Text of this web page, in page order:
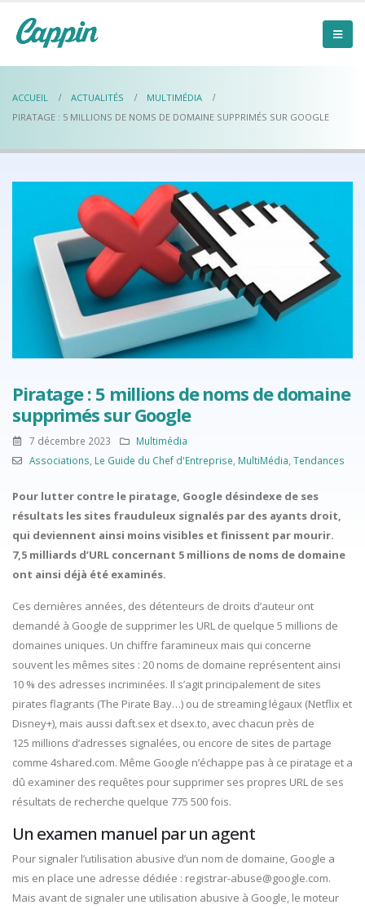
ACCUEIL ACTUALITÉS
MULTIMÉDIA
PIRATAGE : 5 MILLIONS DE NOMS DE DOMAINE SUPPRIMÉS SUR GOOGLE
Piratage : 5 millions de noms de domaine
supprimés sur Google
7 décembre 2023
Multimédia
Associations Le Guide du Chef d'Entreprise MultiMédia Tendances
Pour lutter contre le piratage, Google désindexe de ses
résultats les sites frauduleux signalés par des ayants droit,
qui deviennent ainsi moins visibles et finissent par mourir.
7,5 milliards d’URL concernant 5 millions de noms de domaine
ont ainsi déjà été examinés.
Ces dernières années, des détenteurs de droits d’auteur ont
demandé à Google de supprimer les URL de quelque 5 millions de
domaines uniques. Un chiffre faramineux mais qui concerne
souvent les mêmes sites : 20 noms de domaine représentent ainsi
10 % des adresses incriminées. Il s’agit principalement de sites
pirates flagrants (The Pirate Bay…) ou de streaming légaux (Netflix et
Disney+), mais aussi daft.sex et dsex.to, avec chacun près de
125 millions d’adresses signalées, ou encore de sites de partage
comme 4shared.com. Même Google n’échappe pas à ce piratage et a
dû examiner des requêtes pour supprimer ses propres URL de ses
résultats de recherche quelque 775 500 fois.
Un examen manuel par un agent
Pour signaler l’utilisation abusive d’un nom de domaine, Google a
mis en place une adresse dédiée : registrar-abuse@google.com.
Mais avant de signaler une utilisation abusive à Google, le moteur